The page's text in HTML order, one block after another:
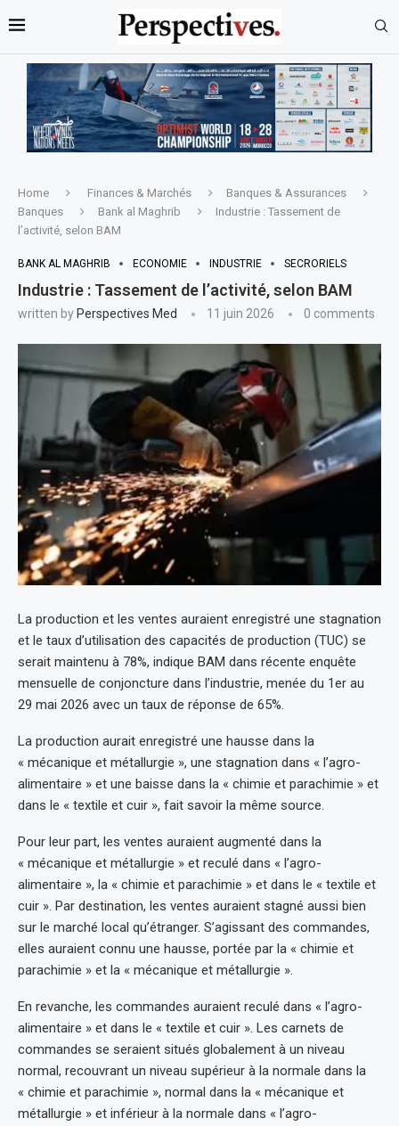
Home Finances & Marchés
Banques & Assurances
Banques
Bank al Maghrib
Industrie : Tassement de
l’activité, selon BAM
BANK AL MAGHRIB ECONOMIE INDUSTRIE SECRORIELS
Industrie : Tassement de l’activité, selon BAM
written by Perspectives Med 11 juin 2026 0 comments
La production et les ventes auraient enregistré une stagnation
et le taux d’utilisation des capacités de production (TUC) se
serait maintenu à 78%, indique BAM dans récente enquête
mensuelle de conjoncture dans l’industrie, menée du 1er au
29 mai 2026 avec un taux de réponse de 65%.
La production aurait enregistré une hausse dans la
« mécanique et métallurgie », une stagnation dans « l’agro-
alimentaire » et une baisse dans la « chimie et parachimie » et
dans le « textile et cuir », fait savoir la même source.
Pour leur part, les ventes auraient augmenté dans la
« mécanique et métallurgie » et reculé dans « l’agro-
alimentaire », la « chimie et parachimie » et dans le « textile et
cuir ». Par destination, les ventes auraient stagné aussi bien
sur le marché local qu’étranger. S’agissant des commandes,
elles auraient connu une hausse, portée par la « chimie et
parachimie » et la « mécanique et métallurgie ».
En revanche, les commandes auraient reculé dans « l’agro-
alimentaire » et dans le « textile et cuir ». Les carnets de
commandes se seraient situés globalement à un niveau
normal, recouvrant un niveau supérieur à la normale dans la
« chimie et parachimie », normal dans la « mécanique et
métallurgie » et inférieur à la normale dans « l’agro-